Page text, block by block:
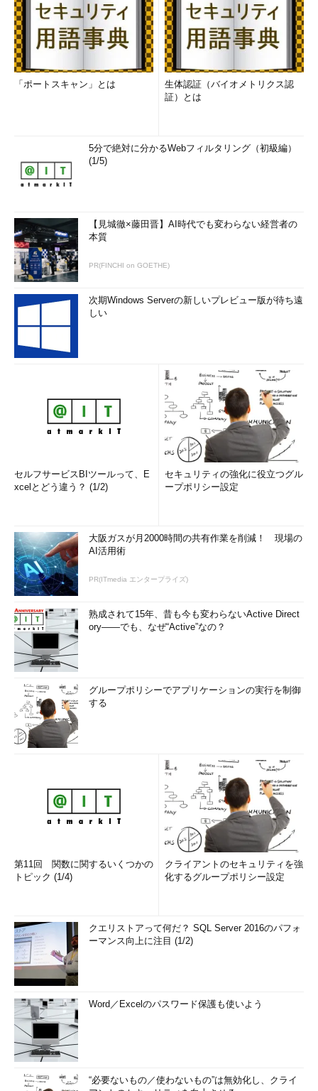
「ポートスキャン」とは
生体認証（バイオメトリクス認
証）とは
5分で絶対に分かるWebフィルタリング（初級編）
(1/5)
【見城徹×藤田晋】AI時代でも変わらない経営者の
本質
PR(FINCHI on GOETHE)
次期Windows Serverの新しいプレビュー版が待ち遠
しい
セルフサービスBIツールって、E
xcelとどう違う？ (1/2)
セキュリティの強化に役立つグル
ープポリシー設定
大阪ガスが月2000時間の共有作業を削減！ 現場の
AI活用術
PR(ITmedia エンタープライズ)
熟成されて15年、昔も今も変わらないActive Direct
ory――でも、なぜ“Active”なの？
グループポリシーでアプリケーションの実行を制御
する
第11回 関数に関するいくつかの
トピック (1/4)
クライアントのセキュリティを強
化するグループポリシー設定
クエリストアって何だ？ SQL Server 2016のパフォ
ーマンス向上に注目 (1/2)
Word／Excelのパスワード保護も使いよう
“必要ないもの／使わないもの”は無効化し、クライ